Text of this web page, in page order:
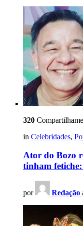
320
in Celebridades,
Ator do Bozo
tinham
por Redação